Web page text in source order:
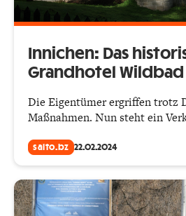
Innichen: Das
Grandhotel
Die Eigentümer ergriffen trotz
Maßnahmen. Nun steht ein
salto.bz 22.02.2024